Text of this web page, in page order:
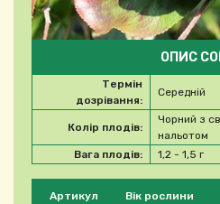
Будь ласка, виберіть
Артикул Вік рослини
ОПИС
Термін
дозрівання:
Середній
Колір плодів:
Чорний з
нальотом
Вага плодів:
1,2 - 1,5 г